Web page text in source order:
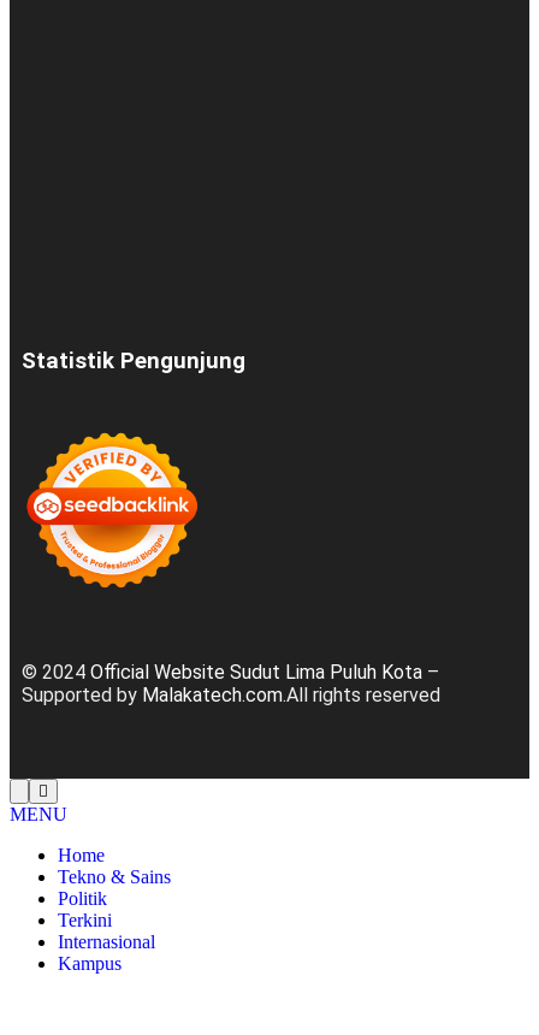
Statistik Pengunjung
© 2024 Official Website Sudut Lima Puluh Kota –
Supported by Malakatech.com.All rights reserved
MENU
Home
Tekno & Sains
Politik
Terkini
Internasional
Kampus